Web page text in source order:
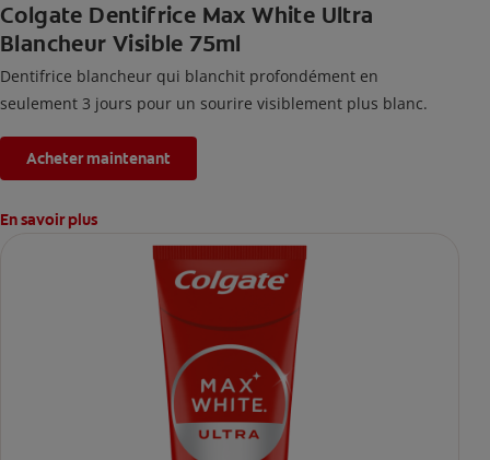
Colgate Dentifrice Max White Ultra
Blancheur Visible 75ml
Dentifrice blancheur qui blanchit profondément en
seulement 3 jours pour un sourire visiblement plus blanc.
Acheter maintenant
En savoir plus